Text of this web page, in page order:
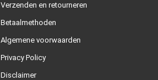
Verzenden en retourneren
Betaalmethoden
Algemene voorwaarden
Privacy Policy
Disclaimer